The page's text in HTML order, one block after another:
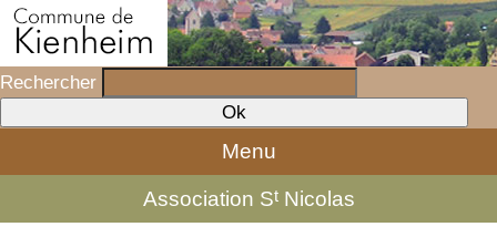
Rechercher
Menu
Association StNicolas